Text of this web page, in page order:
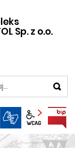
Sp. z o.o.
facebookinstagram
Panel